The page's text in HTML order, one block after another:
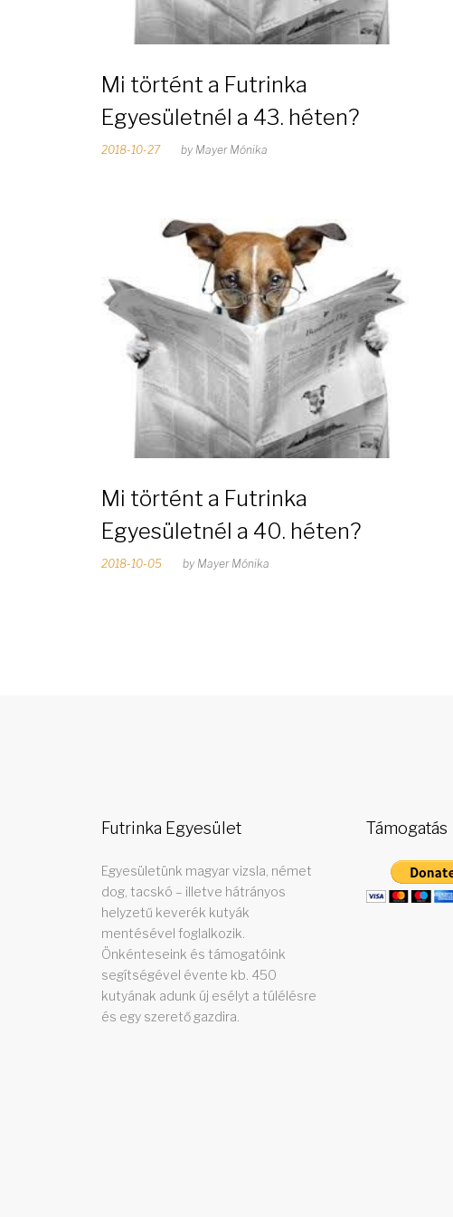
a
p
2
0
1
8
t
ó
b
e
Mi történt a Futrinka
Egyesületnél a 43. héten?
2018-10-27 by Mayer Mónika
Mi történt a Futrinka
Egyesületnél a 40. héten?
2018-10-05 by Mayer Mónika
Futrinka Egyesület
Egyesületünk magyar vizsla, német
dog, tacskó – illetve hátrányos
helyzetű keverék kutyák
mentésével foglalkozik.
Önkénteseink és támogatóink
segítségével évente kb. 450
kutyának adunk új esélyt a túlélésre
és egy szerető gazdira.
Támogatás